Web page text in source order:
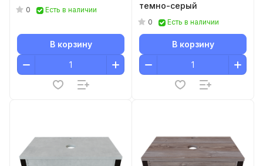
0 Есть в наличии
В корзину
темно-серый
0 Есть в наличии
В корзину